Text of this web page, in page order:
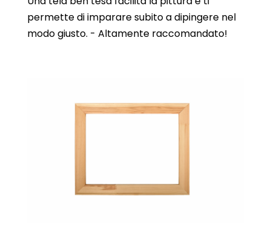
permette di imparare subito a dipingere nel
modo giusto. - Altamente raccomandato!